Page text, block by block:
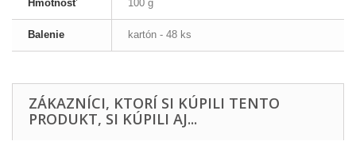
Hmotnosť 100 g
Balenie kartón - 48 ks
ZÁKAZNÍCI, KTORÍ SI KÚPILI TENTO
PRODUKT, SI KÚPILI AJ...